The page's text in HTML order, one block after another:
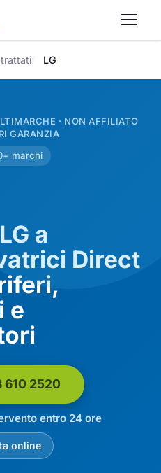
LG
· NON AFFILIATO
GARANZIA
marchi
a
Direct
e
610 2520
entro 24 ore
online